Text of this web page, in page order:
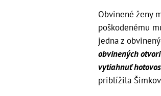
Obvinené ženy
poškodenému
jedna z
obvinených
vytiahnuť
priblížila